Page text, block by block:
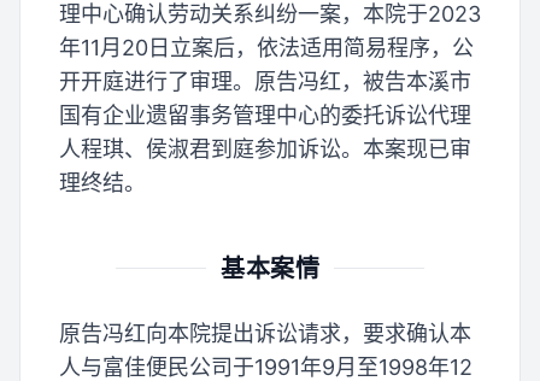
理中心确认劳动关系纠纷一案，本院于2023
年11月20日立案后，依法适用简易程序，公
开开庭进行了审理。原告冯红，被告本溪市
国有企业遗留事务管理中心的委托诉讼代理
人程琪、侯淑君到庭参加诉讼。本案现已审
理终结。
基本案情
原告冯红向本院提出诉讼请求，要求确认本
人与富佳便民公司于1991年9月至1998年12